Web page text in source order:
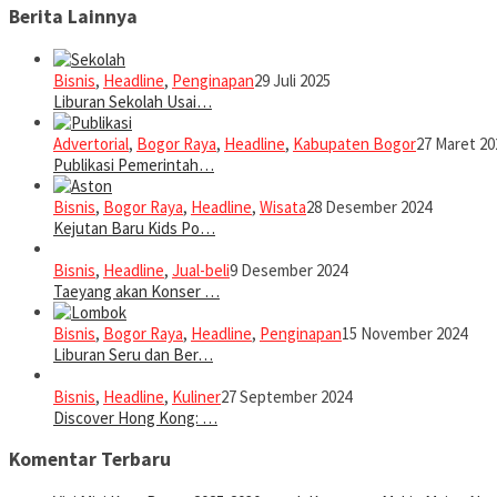
Berita Lainnya
Bisnis, Headline, Penginapan29 Juli 2025
Liburan Sekolah Usai…
Advertorial, Bogor Raya, Headline, Kabupaten Bogor27 Maret
Publikasi Pemerintah…
Bisnis, Bogor Raya, Headline, Wisata28 Desember 2024
Kejutan Baru Kids Po…
Bisnis, Headline, Jual-beli9 Desember 2024
Taeyang akan Konser …
Bisnis, Bogor Raya, Headline, Penginapan15 November 2024
Liburan Seru dan Ber…
Bisnis, Headline, Kuliner27 September 2024
Discover Hong Kong: …
Komentar Terbaru